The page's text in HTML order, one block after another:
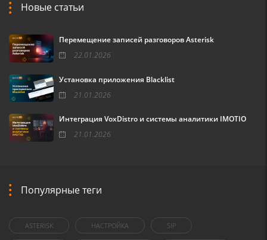
Новые статьи
Перемещение записей разговоров Asterisk
22.01.2026
Установка приложения Blacklist
21.01.2026
Интеграция VoxDistro и системы аналитики IMOTIO
21.01.2026
Популярные теги
ASTERISK НАСТРОЙКА SIP